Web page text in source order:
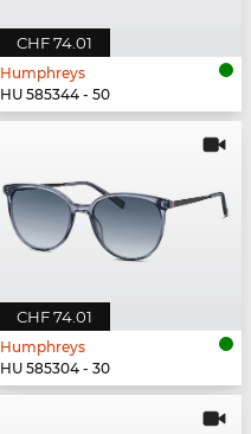
CHF 74.01
Humphreys
HU 585344 - 50
CHF 74.01
Humphreys
HU 585304 - 30